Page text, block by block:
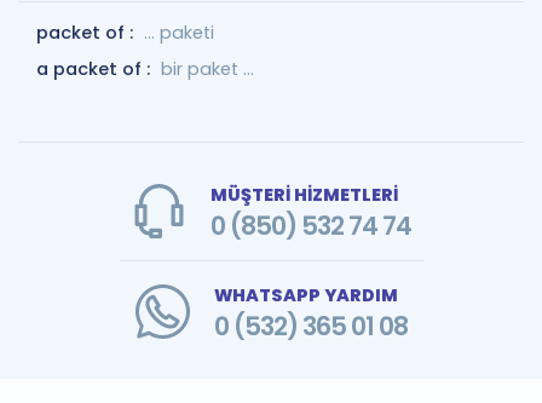
packet of : ... paketi
a packet of : bir paket ...
MÜŞTERİ HİZMETLERİ
0 (850) 532 74 74
WHATSAPP YARDIM
0 (532) 365 01 08